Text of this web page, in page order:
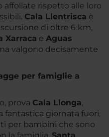
rispetto alle loro
Cala Llentrisca è
di oltre 6 km,
Xarraca e Aguas
valgono decisamente
per famiglie a
prova Cala Llonga,
fantastica giornata fuori,
per bambini che sono
la famiglia. Santa